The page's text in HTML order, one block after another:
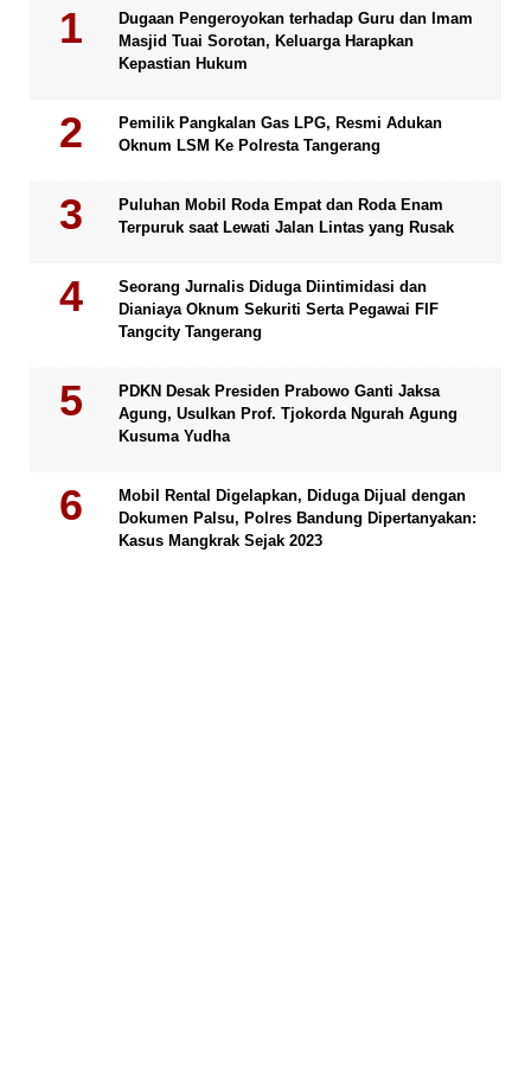
Dugaan Pengeroyokan terhadap Guru dan Imam
Masjid Tuai Sorotan, Keluarga Harapkan
Kepastian Hukum
Pemilik Pangkalan Gas LPG, Resmi Adukan
Oknum LSM Ke Polresta Tangerang
Puluhan Mobil Roda Empat dan Roda Enam
Terpuruk saat Lewati Jalan Lintas yang Rusak
Seorang Jurnalis Diduga Diintimidasi dan
Dianiaya Oknum Sekuriti Serta Pegawai FIF
Tangcity Tangerang
PDKN Desak Presiden Prabowo Ganti Jaksa
Agung, Usulkan Prof. Tjokorda Ngurah Agung
Kusuma Yudha
Mobil Rental Digelapkan, Diduga Dijual dengan
Dokumen Palsu, Polres Bandung Dipertanyakan:
Kasus Mangkrak Sejak 2023